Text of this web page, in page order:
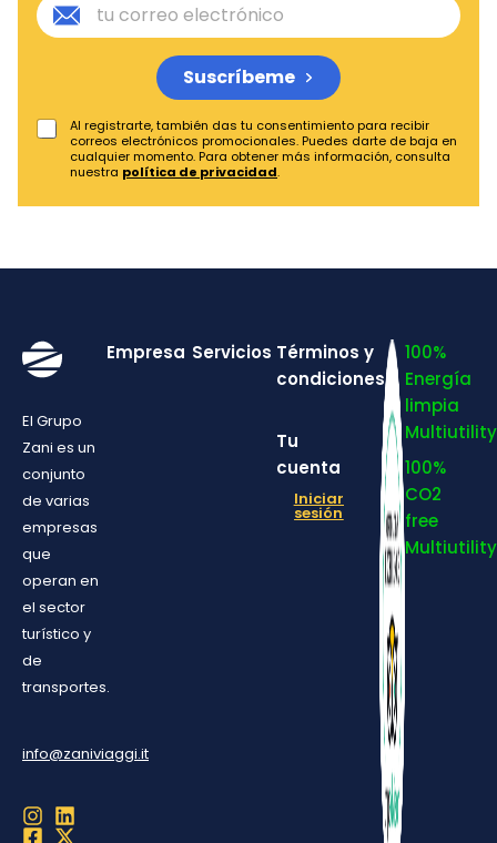
Al registrarte, también das tu consentimiento para recibir
correos electrónicos promocionales. Puedes darte de baja en
cualquier momento. Para obtener más información, consulta
nuestra política de privacidad.
Suscríbeme
El Grupo
Zani es un
conjunto
de varias
empresas
que
operan en
el sector
turístico y
de
transportes.
info@zaniviaggi.it
Empresa Servicios Términos y
condiciones
Tu
cuenta
Iniciar
sesión
100%
Energía
limpia
Multiutility
100%
CO2
free
Multiutility